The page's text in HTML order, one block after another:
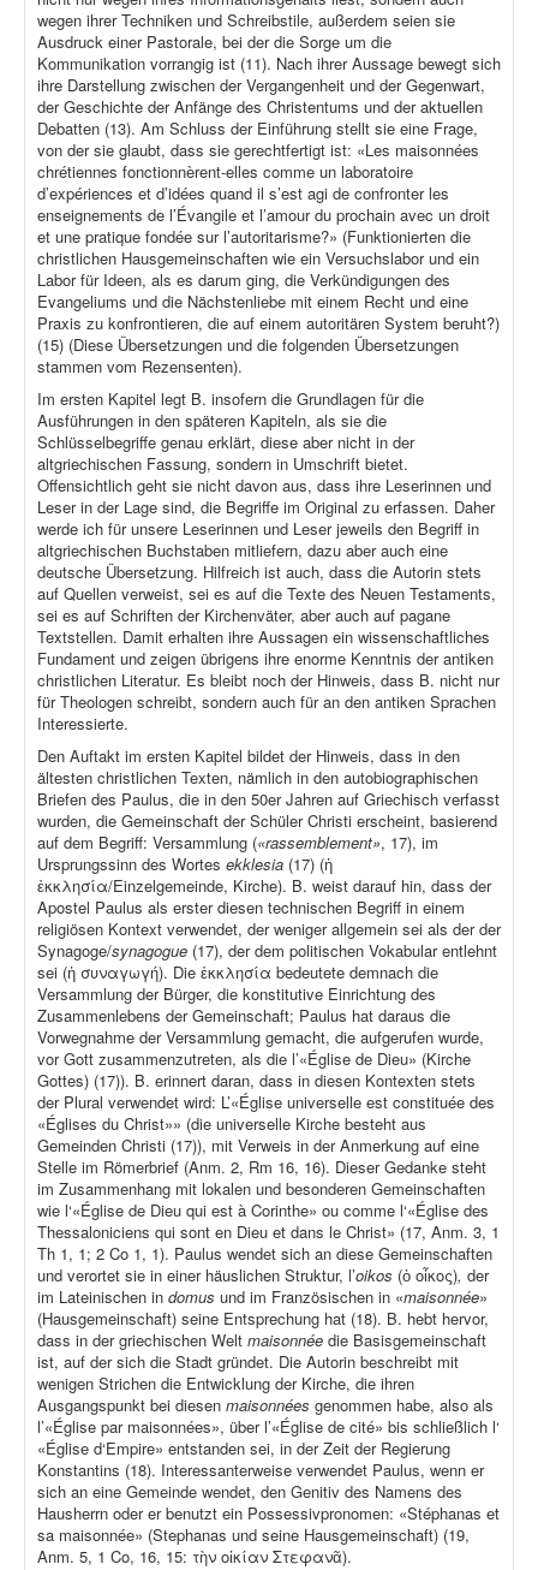
wegen ihrer Techniken und Schreibstile, außerdem seien sie
Ausdruck einer Pastorale, bei der die Sorge um die
Kommunikation vorrangig ist (11). Nach ihrer Aussage bewegt sich
ihre Darstellung zwischen der Vergangenheit und der Gegenwart,
der Geschichte der Anfänge des Christentums und der aktuellen
Debatten (13). Am Schluss der Einführung stellt sie eine Frage,
von der sie glaubt, dass sie gerechtfertigt ist: «Les maisonnées
chrétiennes fonctionnèrent-elles comme un laboratoire
d’expériences et d’idées quand il s’est agi de confronter les
enseignements de l’Évangile et l’amour du prochain avec un droit
et une pratique fondée sur l’autoritarisme?» (Funktionierten die
christlichen Hausgemeinschaften wie ein Versuchslabor und ein
Labor für Ideen, als es darum ging, die Verkündigungen des
Evangeliums und die Nächstenliebe mit einem Recht und eine
Praxis zu konfrontieren, die auf einem autoritären System beruht?)
(15) (Diese Übersetzungen und die folgenden Übersetzungen
stammen vom Rezensenten).
Im ersten Kapitel legt B. insofern die Grundlagen für die
Ausführungen in den späteren Kapiteln, als sie die
Schlüsselbegriffe genau erklärt, diese aber nicht in der
altgriechischen Fassung, sondern in Umschrift bietet.
Offensichtlich geht sie nicht davon aus, dass ihre Leserinnen und
Leser in der Lage sind, die Begriffe im Original zu erfassen. Daher
werde ich für unsere Leserinnen und Leser jeweils den Begriff in
altgriechischen Buchstaben mitliefern, dazu aber auch eine
deutsche Übersetzung. Hilfreich ist auch, dass die Autorin stets
auf Quellen verweist, sei es auf die Texte des Neuen Testaments,
sei es auf Schriften der Kirchenväter, aber auch auf pagane
Textstellen. Damit erhalten ihre Aussagen ein wissenschaftliches
Fundament und zeigen übrigens ihre enorme Kenntnis der antiken
christlichen Literatur. Es bleibt noch der Hinweis, dass B. nicht nur
für Theologen schreibt, sondern auch für an den antiken Sprachen
Interessierte.
Den Auftakt im ersten Kapitel bildet der Hinweis, dass in den
ältesten christlichen Texten, nämlich in den autobiographischen
Briefen des Paulus, die in den 50er Jahren auf Griechisch verfasst
wurden, die Gemeinschaft der Schüler Christi erscheint, basierend
auf dem Begriff: Versammlung («rassemblement», 17), im
Ursprungssinn des Wortes ekklesia (17) (ἡ
ἐκκλησία/Einzelgemeinde, Kirche). B. weist darauf hin, dass der
Apostel Paulus als erster diesen technischen Begriff in einem
religiösen Kontext verwendet, der weniger allgemein sei als der der
Synagoge/synagogue (17), der dem politischen Vokabular entlehnt
sei (ἡ συναγωγή). Die ἐκκλησία bedeutete demnach die
Versammlung der Bürger, die konstitutive Einrichtung des
Zusammenlebens der Gemeinschaft; Paulus hat daraus die
Vorwegnahme der Versammlung gemacht, die aufgerufen wurde,
vor Gott zusammenzutreten, als die l’«Église de Dieu» (Kirche
Gottes) (17)). B. erinnert daran, dass in diesen Kontexten stets
der Plural verwendet wird: L’«Église universelle est constituée des
«Églises du Christ»» (die universelle Kirche besteht aus
Gemeinden Christi (17)), mit Verweis in der Anmerkung auf eine
Stelle im Römerbrief (Anm. 2, Rm 16, 16). Dieser Gedanke steht
im Zusammenhang mit lokalen und besonderen Gemeinschaften
wie l‘«Église de Dieu qui est à Corinthe» ou comme l‘«Église des
Thessaloniciens qui sont en Dieu et dans le Christ» (17, Anm. 3, 1
Th 1, 1; 2 Co 1, 1). Paulus wendet sich an diese Gemeinschaften
und verortet sie in einer häuslichen Struktur, l’oikos (ὁ οἶκος), der
im Lateinischen in domus und im Französischen in «maisonnée»
(Hausgemeinschaft) seine Entsprechung hat (18). B. hebt hervor,
dass in der griechischen Welt maisonnée die Basisgemeinschaft
ist, auf der sich die Stadt gründet. Die Autorin beschreibt mit
wenigen Strichen die Entwicklung der Kirche, die ihren
Ausgangspunkt bei diesen maisonnées genommen habe, also als
l’«Église par maisonnées», über l’«Église de cité» bis schließlich l‘
«Église d‘Empire» entstanden sei, in der Zeit der Regierung
Konstantins (18). Interessanterweise verwendet Paulus, wenn er
sich an eine Gemeinde wendet, den Genitiv des Namens des
Hausherrn oder er benutzt ein Possessivpronomen: «Stéphanas et
sa maisonnée» (Stephanas und seine Hausgemeinschaft) (19,
Anm. 5, 1 Co, 16, 15: τὴν οἰκίαν Στεφανᾶ).